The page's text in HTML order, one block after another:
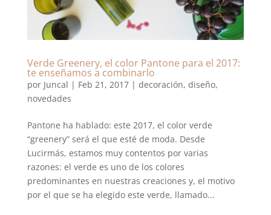
Verde Greenery, el color Pantone para el 2017:
te enseñamos a combinarlo
por Juncal | Feb 21, 2017| decoración, diseño,
novedades
Pantone ha hablado: este 2017, el color verde
“greenery” será el que esté de moda. Desde
Lucirmás, estamos muy contentos por varias
razones: el verde es uno de los colores
predominantes en nuestras creaciones y, el motivo
por el que se ha elegido este verde, llamado...